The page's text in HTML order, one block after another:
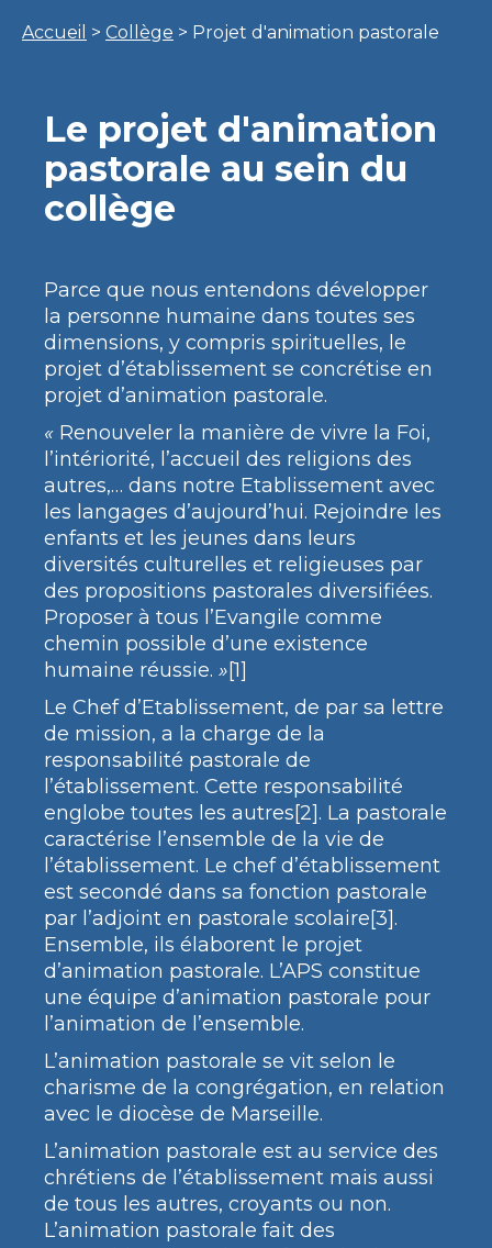
Accueil > Collège > Projet d'animation pastorale
Le projet d'animation
pastorale au sein du
collège
Parce que nous entendons développer
la personne humaine dans toutes ses
dimensions, y compris spirituelles, le
projet d’établissement se concrétise en
projet d’animation pastorale.
« Renouveler la manière de vivre la Foi,
l’intériorité, l’accueil des religions des
autres,… dans notre Etablissement avec
les langages d’aujourd’hui. Rejoindre les
enfants et les jeunes dans leurs
diversités culturelles et religieuses par
des propositions pastorales diversifiées.
Proposer à tous l’Evangile comme
chemin possible d’une existence
humaine réussie. »[1]
Le Chef d’Etablissement, de par sa lettre
de mission, a la charge de la
responsabilité pastorale de
l’établissement. Cette responsabilité
englobe toutes les autres[2]. La pastorale
caractérise l’ensemble de la vie de
l’établissement. Le chef d’établissement
est secondé dans sa fonction pastorale
par l’adjoint en pastorale scolaire[3].
Ensemble, ils élaborent le projet
d’animation pastorale. L’APS constitue
une équipe d’animation pastorale pour
l’animation de l’ensemble.
L’animation pastorale se vit selon le
charisme de la congrégation, en relation
avec le diocèse de Marseille.
L’animation pastorale est au service des
chrétiens de l’établissement mais aussi
de tous les autres, croyants ou non.
L’animation pastorale fait des